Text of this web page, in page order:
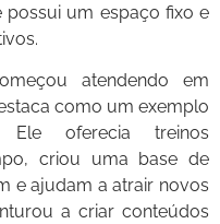
possui um espaço fixo e
atendendo em
como um exemplo
Ele oferecia treinos
criou uma base de
e ajudam a atrair novos
a criar conteúdos